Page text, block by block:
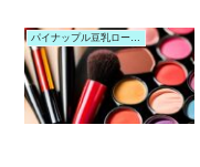
パイナップル豆乳ローションプレ